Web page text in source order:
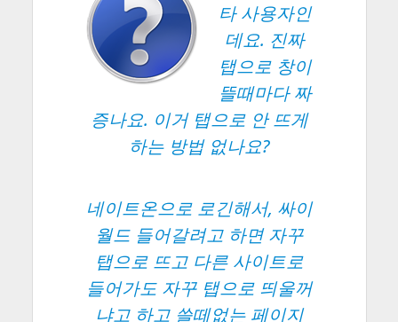
타 사용자인
데요. 진짜
탭으로 창이
뜰때마다 짜
증나요. 이거 탭으로 안 뜨게
하는 방법 없나요?
네이트온으로 로긴해서, 싸이
월드 들어갈려고 하면 자꾸
탭으로 뜨고 다른 사이트로
들어가도 자꾸 탭으로 띄울꺼
냐고 하고 쓸떼없는 페이지